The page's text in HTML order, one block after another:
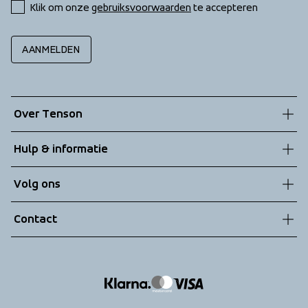
Klik om onze gebruiksvoorwaarden te accepteren
AANMELDEN
Over Tenson
Duurzaamheid
Technologieën
Hulp & informatie
Algemene voorwaarden
Retouren
Volg ons
Contact